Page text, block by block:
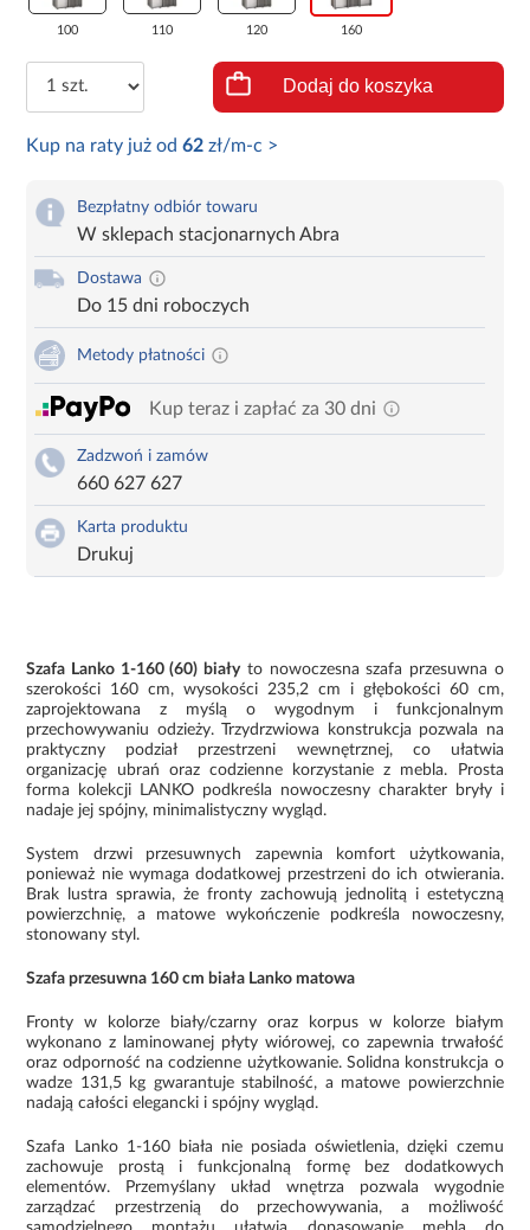
100 110 120 160
Dodaj do koszyka
Kup na raty już od62 zł/m-c >
Bezpłatny odbiór towaru
W sklepach stacjonarnych Abra
Dostawa
Do 15 dni roboczych
Metody płatności
Kup teraz i zapłać za 30 dni
Zadzwoń i zamów
660 627 627
Karta produktu
Drukuj
Szafa Lanko 1-160 (60) biały to nowoczesna szafa przesuwna o
szerokości 160 cm, wysokości 235,2 cm i głębokości 60 cm,
zaprojektowana z myślą o wygodnym i funkcjonalnym
przechowywaniu odzieży. Trzydrzwiowa konstrukcja pozwala na
praktyczny podział przestrzeni wewnętrznej, co ułatwia
organizację ubrań oraz codzienne korzystanie z mebla. Prosta
forma kolekcji LANKO podkreśla nowoczesny charakter bryły i
nadaje jej spójny, minimalistyczny wygląd.
System drzwi przesuwnych zapewnia komfort użytkowania,
ponieważ nie wymaga dodatkowej przestrzeni do ich otwierania.
Brak lustra sprawia, że fronty zachowują jednolitą i estetyczną
powierzchnię, a matowe wykończenie podkreśla nowoczesny,
stonowany styl.
Szafa przesuwna 160 cm biała Lanko matowa
Fronty w kolorze biały/czarny oraz korpus w kolorze białym
wykonano z laminowanej płyty wiórowej, co zapewnia trwałość
oraz odporność na codzienne użytkowanie. Solidna konstrukcja o
wadze 131,5 kg gwarantuje stabilność, a matowe powierzchnie
nadają całości elegancki i spójny wygląd.
Szafa Lanko 1-160 biała nie posiada oświetlenia, dzięki czemu
zachowuje prostą i funkcjonalną formę bez dodatkowych
elementów. Przemyślany układ wnętrza pozwala wygodnie
zarządzać przestrzenią do przechowywania, a możliwość